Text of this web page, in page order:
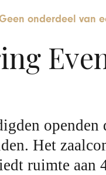
onderdeel van
Het
ruimte aan